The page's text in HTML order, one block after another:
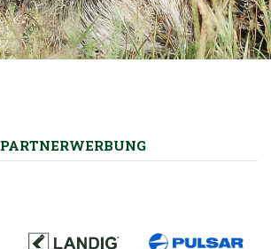
PARTNERWERBUNG